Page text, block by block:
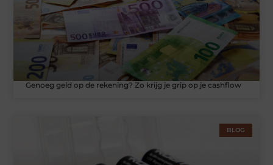
Genoeg geld op de rekening? Zo krijg je grip op je cashflow
BLOG